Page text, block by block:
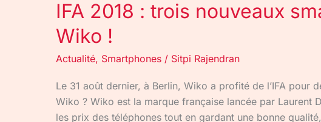
IFA 2018 : trois nouveaux
Wiko !
Actualité, Smartphones / Sitpi Rajendran
Le 31 août dernier, à Berlin, Wiko a profité de l’IFA pour
Wiko ? Wiko est la marque française lancée par Laurent
les prix des téléphones tout en gardant une bonne